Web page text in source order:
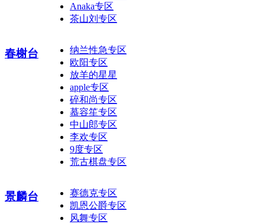
Anaka专区
茶山刘专区
春榭台
纳兰性急专区
欧阳专区
放羊的星星
apple专区
碎和尚专区
慕容笙专区
中山郎专区
李欢专区
9度专区
荒古棋盘专区
景麟台
赛德克专区
凯恩公爵专区
风舞专区